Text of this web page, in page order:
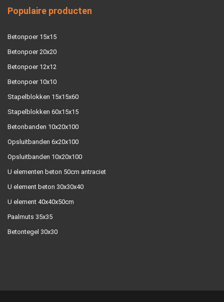
Populaire producten
Betonpoer 15x15
Betonpoer 20x20
Betonpoer 12x12
Betonpoer 10x10
Stapelblokken 15x15x60
Stapelblokken 60x15x15
Betonbanden 10x20x100
Opsluitbanden 6x20x100
Opsluitbanden 10x20x100
U elementen beton 50cm antraciet
U element beton 30x30x40
U element 40x40x50cm
Paalmuts 35x35
Betontegel 30x30